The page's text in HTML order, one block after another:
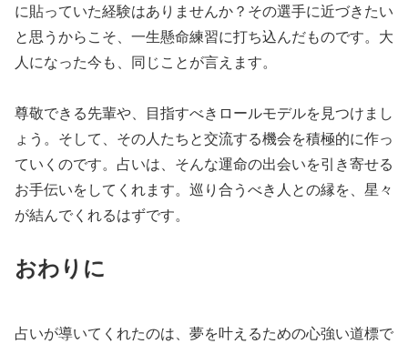
に貼っていた経験はありませんか？その選手に近づきたい
と思うからこそ、一生懸命練習に打ち込んだものです。大
人になった今も、同じことが言えます。
尊敬できる先輩や、目指すべきロールモデルを見つけまし
ょう。そして、その人たちと交流する機会を積極的に作っ
ていくのです。占いは、そんな運命の出会いを引き寄せる
お手伝いをしてくれます。巡り合うべき人との縁を、星々
が結んでくれるはずです。
おわりに
占いが導いてくれたのは、夢を叶えるための心強い道標で